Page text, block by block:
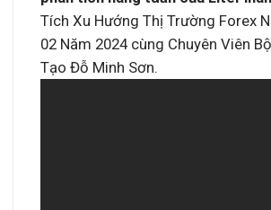
Tích Xu Hướng Thị Trường Forex
02 Năm 2024 cùng Chuyên Viên
Tạo Đỗ Minh Sơn.